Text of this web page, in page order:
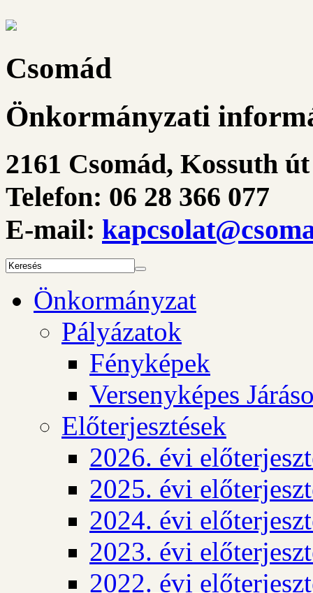
Csomád
Önkormányzati
2161 Csomád, Kossuth
Telefon: 06 28 366 077
E-mail:
Önkormányzat
Pályázatok
Fényképek
Versenyképes
Előterjesztések
2026. évi
2025. évi
2024. évi
2023. évi
2022. évi